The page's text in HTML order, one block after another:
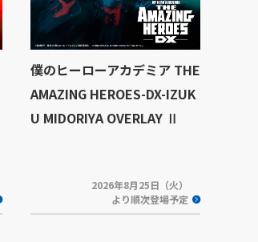
僕のヒーローアカデミア THE
AMAZING HEROES-DX-IZUK
U MIDORIYA OVERLAY Ⅱ
2026年8月25日（火）
より順次登場予定